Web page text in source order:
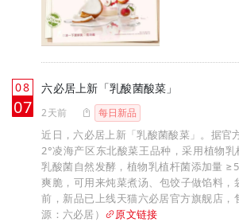
08
月
07
六必居上新「乳酸菌酸菜」
2天前 每日新品
近日，六必居上新「乳酸菌酸菜」。据官
2°凌海产区东北酸菜王品种，采用植物
乳酸菌自然发酵，植物乳植杆菌添加量
爽脆，可用来炖菜煮汤、包饺子做馅料，
前，新品已上线天猫六必居官方旗舰店
源：六必居）
原文链接